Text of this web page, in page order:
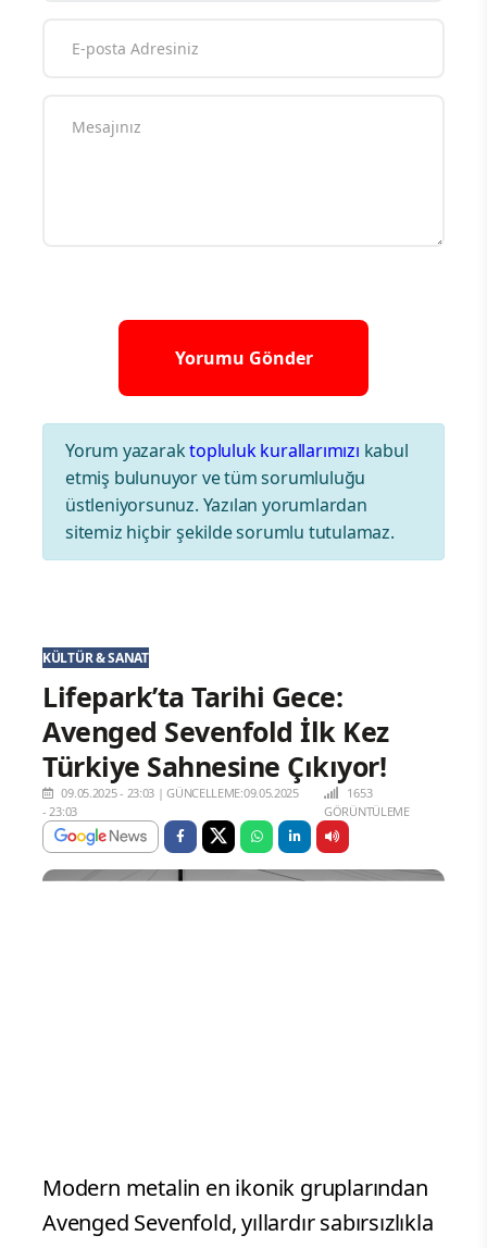
Yorum yazaraktopluluk kurallarımızı kabul
etmiş bulunuyor ve tüm sorumluluğu
üstleniyorsunuz. Yazılan yorumlardan
sitemiz hiçbir şekilde sorumlu tutulamaz.
KÜLTÜR & SANAT
Lifepark’ta Tarihi Gece:
Avenged Sevenfold İlk Kez
Türkiye Sahnesine Çıkıyor!
09.05.2025 - 23:03 |GÜNCELLEME:09.05.2025
- 23:03
1653
GÖRÜNTÜLEME
Modern metalin en ikonik gruplarından
Avenged Sevenfold, yıllardır sabırsızlıkla